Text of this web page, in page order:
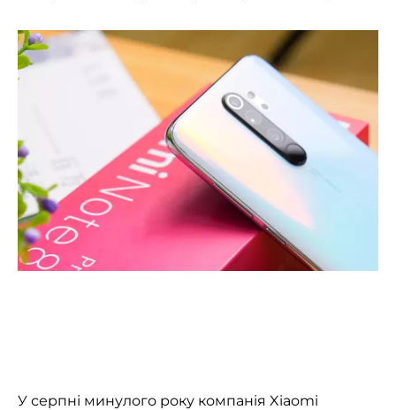
У серпні минулого року компанія Xiaomi